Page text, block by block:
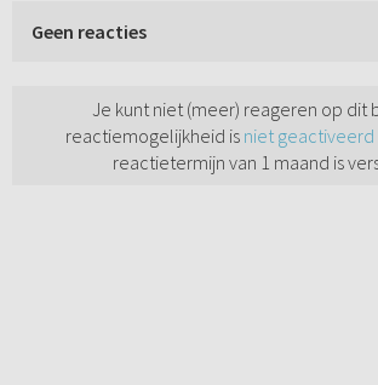
Geen reacties
Je kunt niet (meer) reageren op dit
reactiemogelijkheid is niet geactiveerd
reactietermijn van 1 maand is